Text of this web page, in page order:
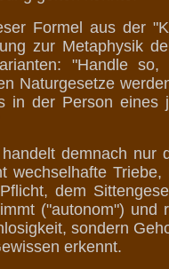
Formel aus der
zur Metaphysik
"Handle
Naturgesetze
in der Person eines
demnach nur
wechselhafte
dem
("autonom")
sondern
erkennt.